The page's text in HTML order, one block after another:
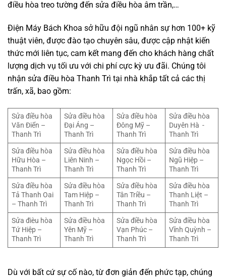
điều hòa treo tường đến sửa điều hòa âm trần,…
Điện Máy Bách Khoa sở hữu đội ngũ nhân sự hơn 100+ kỹ
thuật viên, được đào tạo chuyên sâu, được cập nhật kiến
thức mới liên tục, cam kết mang đến cho khách hàng chất
lượng dịch vụ tối ưu với chi phí cực kỳ ưu đãi. Chúng tôi
nhận sửa điều hòa Thanh Trì tại nhà khắp tất cả các thị
trấn, xã, bao gồm:
Sửa điều hòa
Văn Điển –
Thanh Trì
Sửa điều hòa
Đại Áng –
Thanh Trì
Sửa điều hòa
Đông Mỹ –
Thanh Trì
Sửa điều hòa
Duyên Hà -
Thanh Trì
Sửa điều hòa
Hữu Hòa –
Thanh Trì
Sửa điều hòa
Liên Ninh –
Thanh Trì
Sửa điều hòa
Ngọc Hồi –
Thanh Trì
Sửa điều hòa
Ngũ Hiệp –
Thanh Trì
Sửa điều hòa
Tả Thanh Oai
– Thanh Trì
Sửa điều hòa
Tam Hiệp –
Thanh Trì
Sửa điều hòa
Tân Triều –
Thanh Trì
Sửa điều hòa
Thanh Liệt –
Thanh Trì
Sửa đièu hòa
Tứ Hiệp –
Thanh Trì
Sửa điều hòa
Yên Mỹ –
Thanh Trì
Sửa điều hòa
Vạn Phúc –
Thanh Trì
Sửa điều hòa
Vĩnh Quỳnh –
Thanh Trì
Dù với bất cứ sự cố nào, từ đơn giản đến phức tạp, chúng